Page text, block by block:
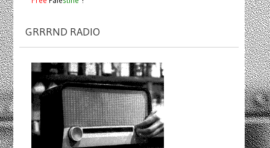
GRRRND RADIO